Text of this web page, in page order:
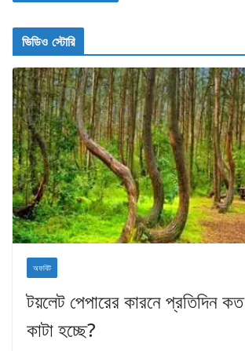
ভিডিও স্টোরি
অফবিট
টয়লেট পেপারের কারনে প্রতিদিন
কাটা হচ্ছে?